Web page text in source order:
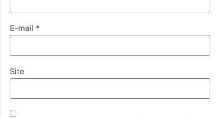
E-mail *
Site